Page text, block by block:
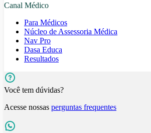
Canal Médico
Para Médicos
Núcleo de Assessoria Médica
Nav Pro
Dasa Educa
Resultados
Você tem dúvidas?
Acesse nossas perguntas frequentes